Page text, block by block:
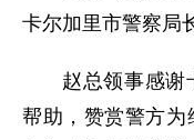
卡尔加里市警察局
赵总领事感谢
帮助，赞赏警方为